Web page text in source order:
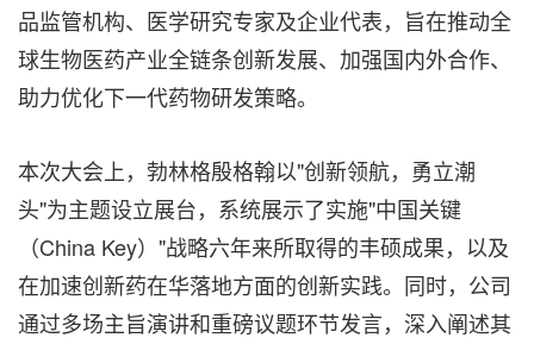
品监管机构、医学研究专家及企业代表，旨在推动全
球生物医药产业全链条创新发展、加强国内外合作、
助力优化下一代药物研发策略。
本次大会上，勃林格殷格翰以"创新领航，勇立潮
头"为主题设立展台，系统展示了实施"中国关键
（China Key）"战略六年来所取得的丰硕成果，以及
在加速创新药在华落地方面的创新实践。同时，公司
通过多场主旨演讲和重磅议题环节发言，深入阐述其